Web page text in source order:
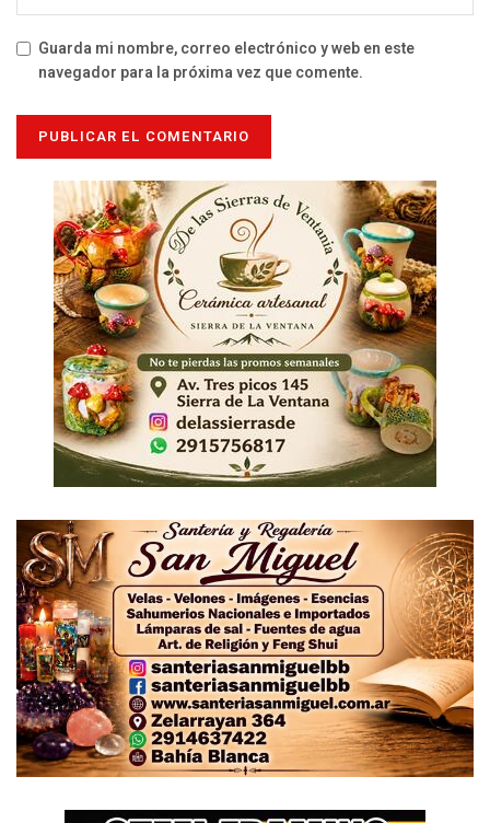
Guarda mi nombre, correo electrónico y web en este
navegador para la próxima vez que comente.